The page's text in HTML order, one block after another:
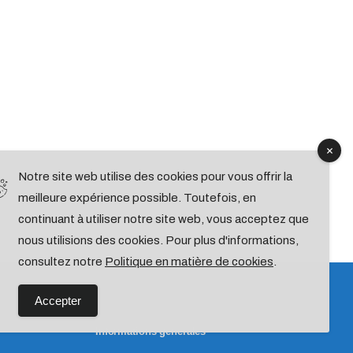
Informations générales
Notre site web utilise des cookies pour vous offrir la
meilleure expérience possible. Toutefois, en
continuant à utiliser notre site web, vous acceptez que
nous utilisions des cookies. Pour plus d'informations,
consultez notre Politique en matière de cookies
Accepter